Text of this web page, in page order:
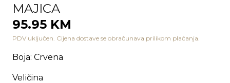
MAJICA
95.95 KM
PDV uključen. Cijena dostave se obračunava prilikom plaćanja.
Boja: Crvena
Veličina